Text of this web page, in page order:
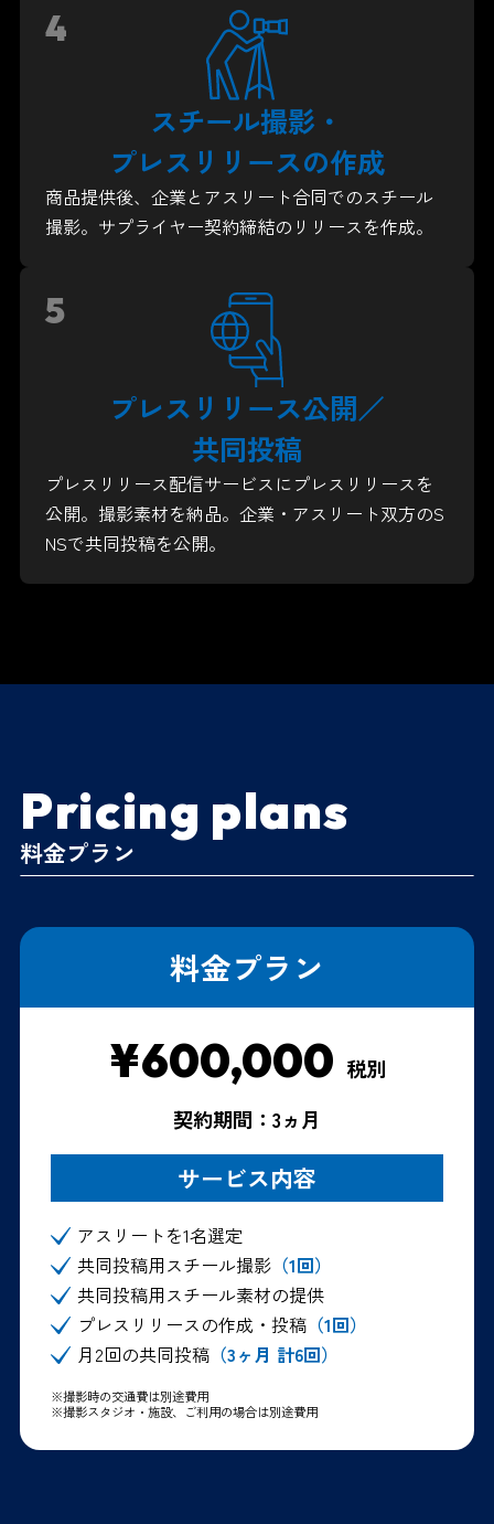
4
スチール撮影・
プレスリリースの作成
商品提供後、企業とアスリート合同でのスチール
撮影。 サプライヤー契約締結のリリースを作成。
5
プレスリリース公開／
共同投稿
プレスリリース配信サービスにプレスリリースを
公開。撮影素材を納品。企業・アスリート双方のS
NSで共同投稿を公開。
Pricing plans
料金プラン
料金プラン
¥600,000 税別
契約期間：3ヵ月
サービス内容
アスリートを1名選定
共同投稿用スチール撮影 （1回）
共同投稿用スチール素材の提供
プレスリリースの作成・投稿 （1回）
月2回の共同投稿 （3ヶ月 計6回）
※撮影時の交通費は別途費用
※撮影スタジオ・施設、ご利用の場合は別途費用